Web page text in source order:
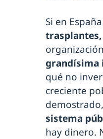
Si en
trasplantes,
grandísima
qué no
creciente
sistema
hay dinero.